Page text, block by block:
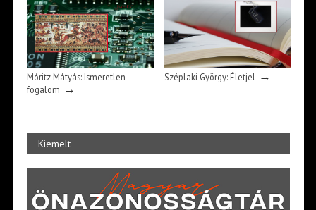
Móritz Mátyás: Ismeretlen
fogalom →
Széplaki György: Életjel→
Kiemelt